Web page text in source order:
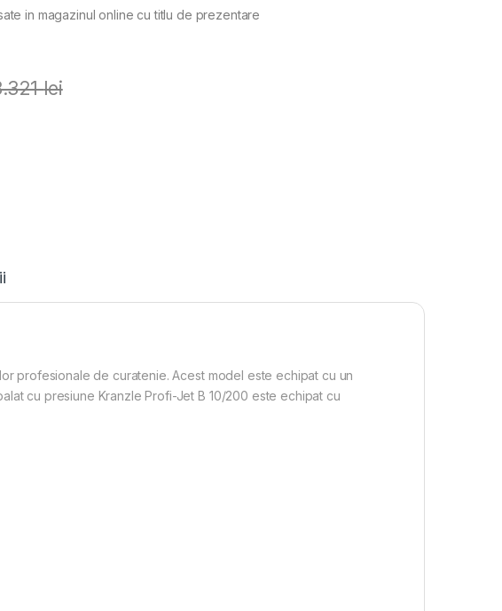
in magazinul online cu titlu de prezentare
lei
profesionale de curatenie. Acest model este echipat cu un
cu presiune Kranzle Profi-Jet B 10/200 este echipat cu